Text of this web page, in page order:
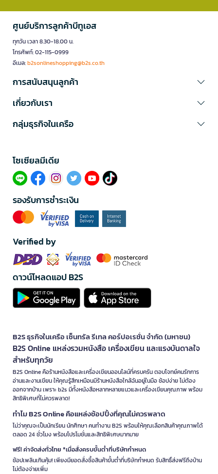
ศูนย์บริการลูกค้าบีทูเอส
ทุกวัน เวลา 8.30-18.00 น.
โทรศัพท์: 02-115-0999
อีเมล:b2sonlineshopping@b2s.co.th
การสนับสนุนลูกค้า
เกี่ยวกับเรา
กลุ่มธุรกิจในเครือ
โซเซียลมีเดีย​
รองรับการชำระเงิน
Verified by
ดาวน์โหลดแอป B2S
B2S ธุรกิจในเครือ เซ็นทรัล รีเทล คอร์ปอเรชั่น จำกัด (มหาชน)
B2S Online แหล่งรวมหนังสือ เครื่องเขียน และแรงบันดาลใจ
สำหรับทุกวัย
B2S Online คือร้านหนังสือและเครื่องเขียนออนไลน์ที่ครบครัน ตอบโจทย์คนรักการ
อ่านและงานเขียน ให้คุณรู้สึกเหมือนมีร้านหนังสือใกล้ฉันอยู่ในมือ ช้อปง่าย ไม่ต้อง
ออกจากบ้าน เพราะ b2s มีทั้งหนังสือหลากหลายแนวและเครื่องเขียนคุณภาพ พร้อม
สิทธิพิเศษที่ไม่ควรพลาด!
ทำไม B2S Online คือแหล่งช้อปปิ้งที่คุณไม่ควรพลาด
ไม่ว่าคุณจะเป็นนักเรียน นักศึกษา คนทำงาน B2S พร้อมให้คุณเลือกสินค้าคุณภาพได้
ตลอด 24 ชั่วโมง พร้อมโปรโมชั่นและสิทธิพิเศษมากมาย
ฟรี! ค่าจัดส่งทั่วไทย *เมื่อสั่งครบขั้นต่ำที่บริษัทกำหนด
ช้อปเพลินเกินคุ้ม! เพียงมียอดสั่งซื้อสินค้าขั้นต่ำที่บริษัทกำหนด รับสิทธิ์ส่งฟรีถึงบ้าน
ไม่ต้องจ่ายเพิ่ม